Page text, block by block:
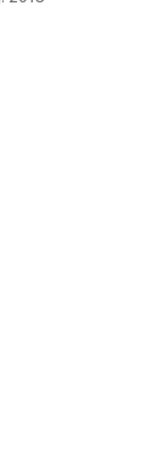
per sofort (NB